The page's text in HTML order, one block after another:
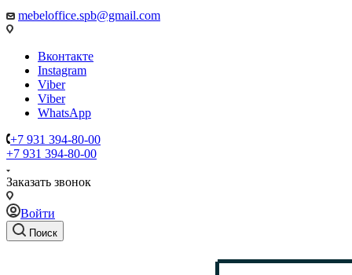
mebeloffice.spb@gmail.com
Вконтакте
Instagram
Viber
Viber
WhatsApp
+7 931 394-80-00
+7 931 394-80-00
Заказать звонок
Войти
Поиск